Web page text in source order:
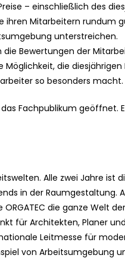
– einschließlich des
ihren Mitarbeitern rundum
unterstreichen.
Bewertungen der
die diesjährigen
so besonders macht.
Fachpublikum geöffnet.
Alle zwei Jahre ist
in der Raumgestaltung.
die ganze Welt
für Architekten, Planer
Leitmesse für
von Arbeitsumgebung